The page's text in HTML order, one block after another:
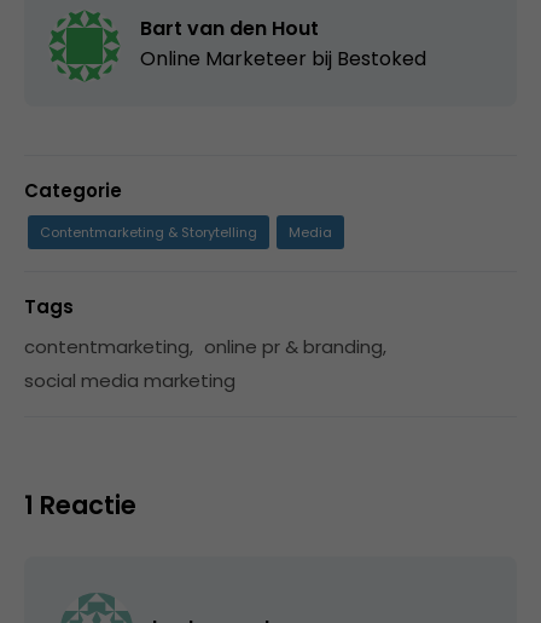
Bart van den Hout
Online Marketeer bij Bestoked
Categorie
Contentmarketing & Storytelling Media
Tags
contentmarketing, online pr & branding,
social media marketing
1 Reactie